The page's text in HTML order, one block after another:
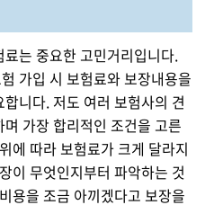
는 중요한 고민거리입니다.
가입 시 보험료와 보장내용을
니다. 저도 여러 보험사의 견
가장 합리적인 조건을 고른
에 따라 보험료가 크게 달라지
이 무엇인지부터 파악하는 것
용을 조금 아끼겠다고 보장을